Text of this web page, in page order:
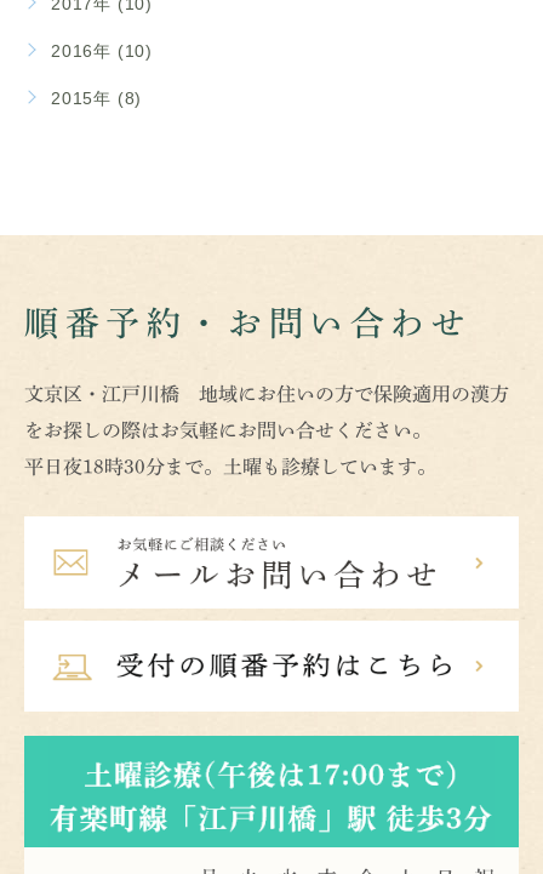
2016年 (10)
2015年 (8)
順番予約・お問い合わせ
文京区・江戸川橋 地域にお住いの方で保険適用の漢方
をお探しの際はお気軽にお問い合せください。
平日夜18時30分まで。土曜も診療しています。